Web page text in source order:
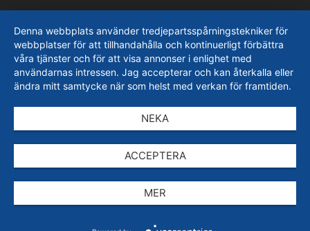
Denna webbplats använder tredjepartsspårningstekniker för
webbplatser för att tillhandahålla och kontinuerligt förbättra
våra tjänster och för att visa annonser i enlighet med
användarnas intressen. Jag accepterar och kan återkalla eller
ändra mitt samtycke när som helst med verkan för framtiden.
NEKA
ACCEPTERA
MER